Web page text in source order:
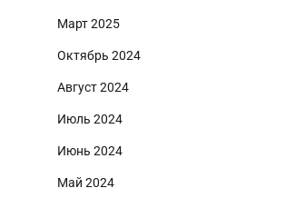
Март 2025
Октябрь 2024
Август 2024
Июль 2024
Июнь 2024
Май 2024